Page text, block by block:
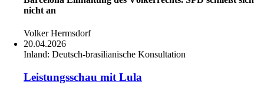
nicht an
Volker Hermsdorf
20.04.2026
Inland: Deutsch-brasilianische Konsultation
Leistungsschau mit Lula